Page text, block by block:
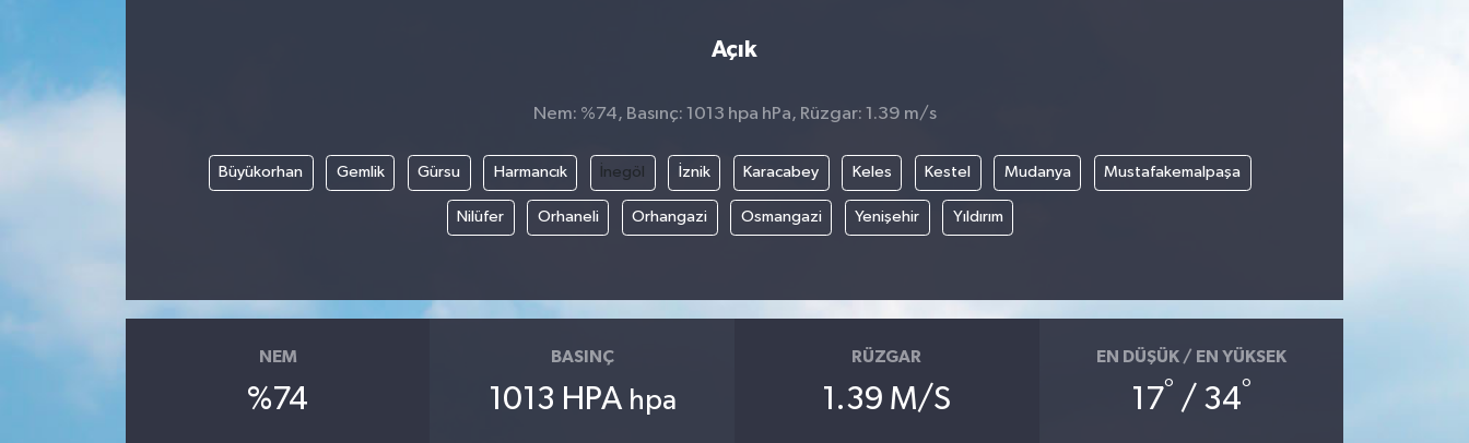
Açık
Nem: %74, Basınç: 1013 hpa hPa, Rüzgar: 1.39 m/s
Büyükorhan Gemlik Gürsu Harmancık İnegöl İznik Karacabey Keles Kestel Mudanya Mustafakemalpaşa
Nilüfer Orhaneli Orhangazi Osmangazi Yenişehir Yıldırım
NEM
%74
BASINÇ
1013 HPA hpa
RÜZGAR
1.39 M/S
EN DÜŞÜK / EN YÜKSEK
17° / 34°